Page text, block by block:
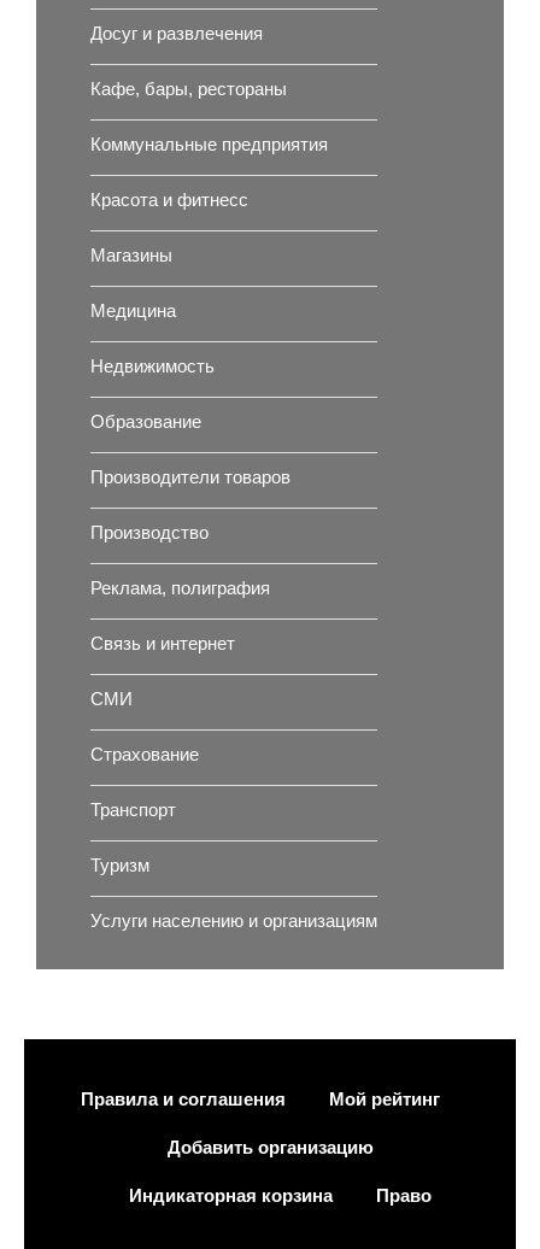
Досуг и развлечения
Кафе, бары, рестораны
Коммунальные предприятия
Красота и фитнесс
Магазины
Медицина
Недвижимость
Образование
Производители товаров
Производство
Реклама, полиграфия
Связь и интернет
СМИ
Страхование
Транспорт
Туризм
Услуги населению и организациям
Правила и соглашения Мой рейтинг
Добавить организацию
Индикаторная корзина Право